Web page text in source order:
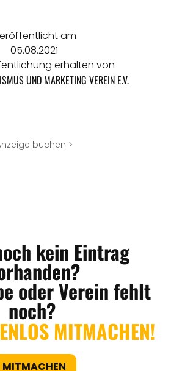
am
05.08.2021
erhalten von
UND MARKETING VEREIN E.V.
buchen >
kein Eintrag
oder Verein fehlt
noch?
MITMACHEN!
MITMACHEN